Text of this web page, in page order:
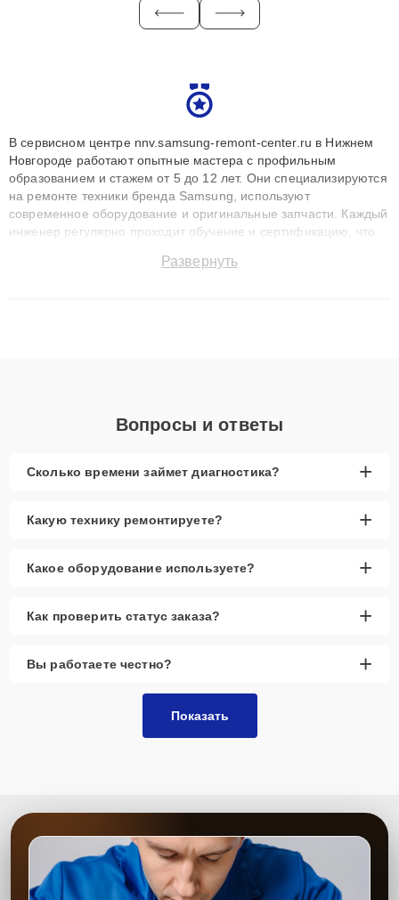
В сервисном центре nnv.samsung-remont-center.ru в Нижнем
Новгороде работают опытные мастера с профильным
образованием и стажем от 5 до 12 лет. Они специализируются
на ремонте техники бренда Samsung, используют
современное оборудование и оригинальные запчасти. Каждый
инженер регулярно проходит обучение и сертификацию, что
восстанавливать технику с сохранением гарантии до 3 лет.
Развернуть
Вопросы и ответы
Сколько времени займет диагностика? +
Какую технику ремонтируете? +
Какое оборудование используете? +
Как проверить статус заказа? +
Вы работаете честно? +
Показать